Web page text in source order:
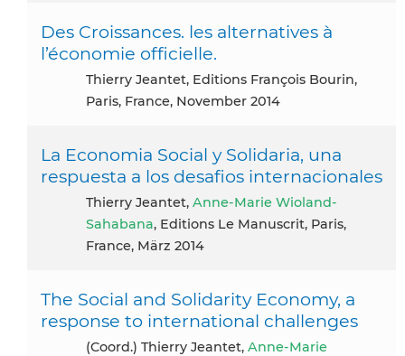
Des Croissances. les alternatives à
l’économie officielle.
Thierry Jeantet, Editions François Bourin,
Paris, France, November 2014
La Economia Social y Solidaria, una
respuesta a los desafios internacionales
Thierry Jeantet, Anne-Marie Wioland-
Sahabana, Editions Le Manuscrit, Paris,
France, März 2014
The Social and Solidarity Economy, a
response to international challenges
(coord.) Thierry Jeantet, Anne-Marie